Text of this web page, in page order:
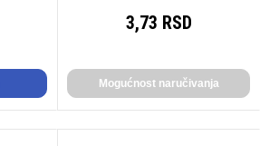
3,73 RSD
Mogućnost naručivanja